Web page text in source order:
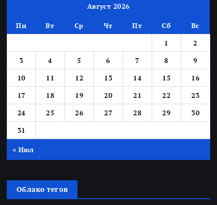
Август 2026
Пн Вт Ср Чт Пт Сб
Вс
1
2
3
4 5 6 7 8
9
10
11 12 13 14 15
16
17
18 19 20 21 22
23
24
25 26 27 28 29
30
31
« Июл
Облако тегов